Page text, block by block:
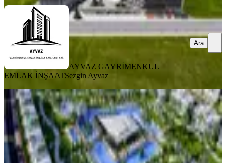
AYVAZ GAYRİMENKUL
EMLAK İNŞAATSezgin Ayvaz
Ara
SIFIR BİNA
Four Seasons Lıfe Iıı : İskele'nin Yeni
Yaşam Vizyonu
İskele, Merkez Mahallesi
2+1· 79 m² ·Villa tipi·30.07.2026